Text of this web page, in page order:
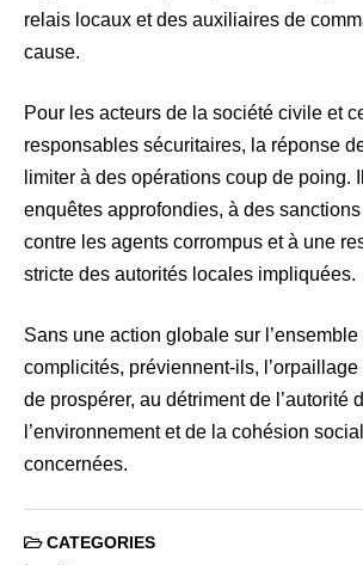
relais locaux et des auxiliaires de
cause.
Pour les acteurs de la société civile et
responsables sécuritaires, la réponse
limiter à des opérations coup de poing.
enquêtes approfondies, à des
contre les agents corrompus et à une
stricte des autorités locales impliquées.
Sans une action globale sur
complicités, préviennent-ils,
de prospérer, au détriment de l’autorité
l’environnement et de la cohésion
concernées.
CATEGORIES